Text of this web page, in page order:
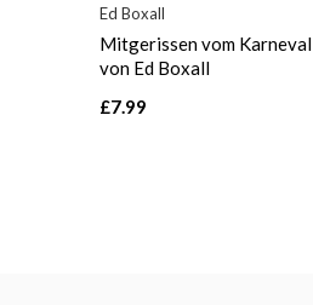
Ed Boxall
Mitgerissen vom Karneval
von Ed Boxall
£7.99